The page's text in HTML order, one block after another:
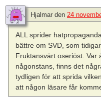
Hjalmar den 24
ALL sprider
bättre om SVD, som
Fruktansvärt oseriöst. Var
någonstans, finns det
tydligen för att sprida
att någon läsare får